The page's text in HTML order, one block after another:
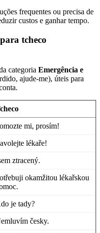
frequentes ou precisa de
custos e ganhar tempo.
tcheco
categoria Emergência e
ajude-me), úteis para
mi, prosím!
lékaře!
ztracený.
okamžitou lékařskou
je tady?
česky.